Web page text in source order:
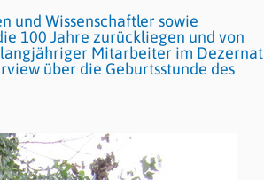
und Wissenschaftler sowie
100 Jahre zurückliegen und von
langjähriger Mitarbeiter im Dezernat
über die Geburtsstunde des